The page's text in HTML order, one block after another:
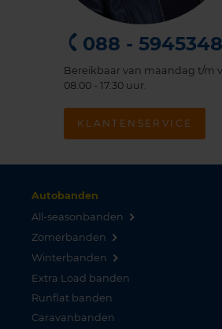
088 - 5945348
Bereikbaar van maandag t/m
08.00 - 17.30 uur.
KLANTENSERVICE
Autobanden
All-seasonbanden
Zomerbanden
Winterbanden
Extra Load banden
Runflat banden
Caravanbanden